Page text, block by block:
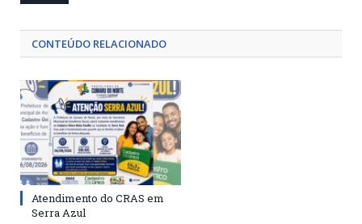
CONTEÚDO RELACIONADO
Atendimento do CRAS em
Serra Azul